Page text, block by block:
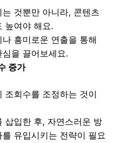
것뿐만 아니라, 콘텐츠
높여야 해요.
흥미로운 연출을 통해
을 끌어보세요.
증가
조회수를 조정하는 것이
삽입한 후, 자연스러운 방
유입시키는 전략이 필요